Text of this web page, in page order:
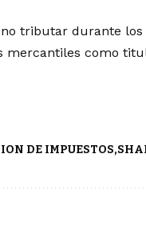
tributar durante los
mercantiles como
DE IMPUESTOS